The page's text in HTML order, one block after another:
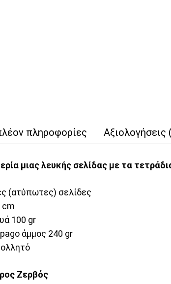
πληροφορίες Αξιολογήσεις
μιας λευκής σελίδας με τα
(ατύπωτες) σελίδες
cm
100 gr
άμμος 240 gr
Ζερβός